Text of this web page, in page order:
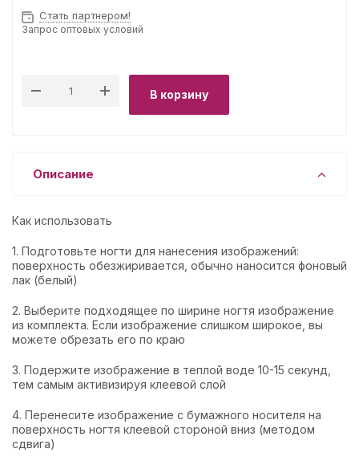
Стать партнером!
Запрос оптовых условий
В корзину
Описание
Как использовать
1. Подготовьте ногти для нанесения изображений:
поверхность обезжиривается, обычно наносится фоновый
лак (белый)
2. Выберите подходящее по ширине ногтя изображение
из комплекта. Если изображение слишком широкое, вы
можете обрезать его по краю
3. Подержите изображение в теплой воде 10-15 секунд,
тем самым активизируя клеевой слой
4. Перенесите изображение с бумажного носителя на
поверхность ногтя клеевой стороной вниз (методом
сдвига)